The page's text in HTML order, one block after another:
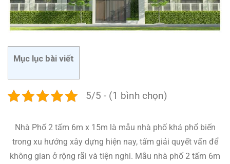
Mục lục bài viết
5/5 - (1 bình chọn)
Nhà Phố 2 tấm 6m x 15m là mẫu nhà phố khá phổ biến
trong xu hướng xây dựng hiện nay, tấm giải quyết vấn để
không gian ở rộng rãi và tiện nghi. Mẫu nhà phố 2 tấm 6m